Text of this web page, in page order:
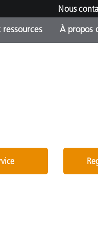
Nous
À propos